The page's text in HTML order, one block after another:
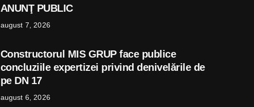
ANUNŢ PUBLIC
august 7, 2026
Constructorul MIS GRUP face publice
concluziile expertizei privind denivelările de
pe DN 17
august 6, 2026